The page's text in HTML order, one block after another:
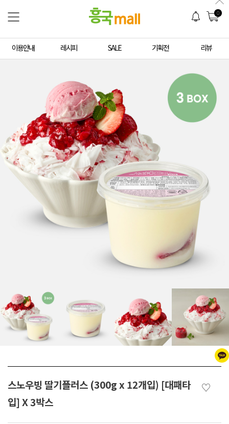
0
이용안내 레시피 SALE 기획전 리뷰
스노우빙 딸기플러스 (300g x 12개입) [대패타
입] X 3박스
♡